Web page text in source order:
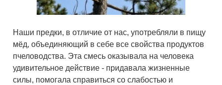
Наши предки, в отличие от нас, употребляли в пищу
мёд, объединяющий в себе все свойства продуктов
пчеловодства. Эта смесь оказывала на человека
удивительное действие - придавала жизненные
силы, помогала справиться со слабостью и